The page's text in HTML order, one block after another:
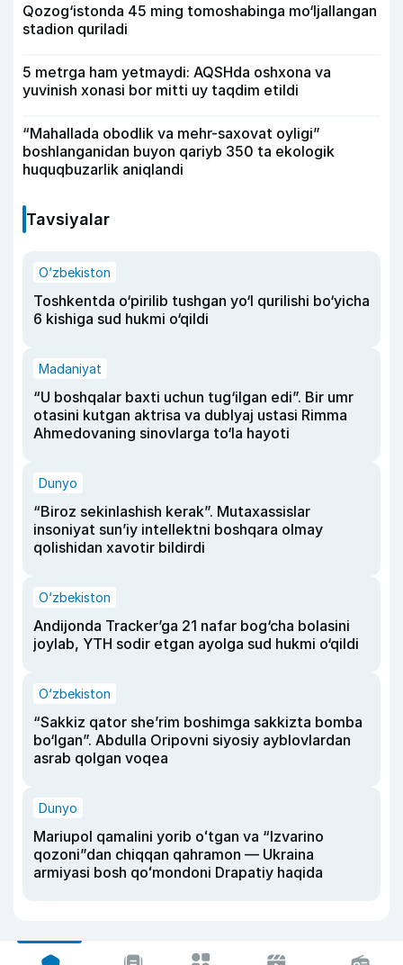
Qozog‘istonda 45 ming tomoshabinga mo‘ljallangan
stadion quriladi
5 metrga ham yetmaydi: AQSHda oshxona va
yuvinish xonasi bor mitti uy taqdim etildi
“Mahallada obodlik va mehr-saxovat oyligi”
boshlanganidan buyon qariyb 350 ta ekologik
huquqbuzarlik aniqlandi
Tavsiyalar
O‘zbekiston
Toshkentda o‘pirilib tushgan yo‘l qurilishi bo‘yicha
6 kishiga sud hukmi o‘qildi
Madaniyat
“U boshqalar baxti uchun tug‘ilgan edi”. Bir umr
otasini kutgan aktrisa va dublyaj ustasi Rimma
Ahmedovaning sinovlarga to‘la hayoti
Dunyo
“Biroz sekinlashish kerak”. Mutaxassislar
insoniyat sun’iy intellektni boshqara olmay
qolishidan xavotir bildirdi
O‘zbekiston
Andijonda Tracker’ga 21 nafar bog‘cha bolasini
joylab, YTH sodir etgan ayolga sud hukmi o‘qildi
O‘zbekiston
“Sakkiz qator she’rim boshimga sakkizta bomba
bo‘lgan”. Abdulla Oripovni siyosiy ayblovlardan
asrab qolgan voqea
Dunyo
Mariupol qamalini yorib oʻtgan va “Izvarino
qozoni”dan chiqqan qahramon — Ukraina
armiyasi bosh qoʻmondoni Drapatiy haqida